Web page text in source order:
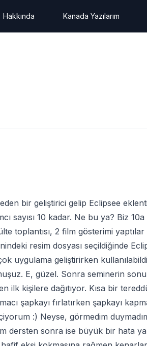
Hakkında Kanada Yazılarım
bir geliştirici gelip Eclipsee
sayısı 10 kadar. Ne bu ya? Biz
toplantısı, 2 film gösterimi
resim dosyası seçildiğinde
uygulama geliştirirken
E, güzel. Sonra seminerin
kişilere dağıtıyor. Kısa bir
şapkayı fırlatırken şapkayı
:) Neyse, görmedim
dersten sonra ise büyük bir hata